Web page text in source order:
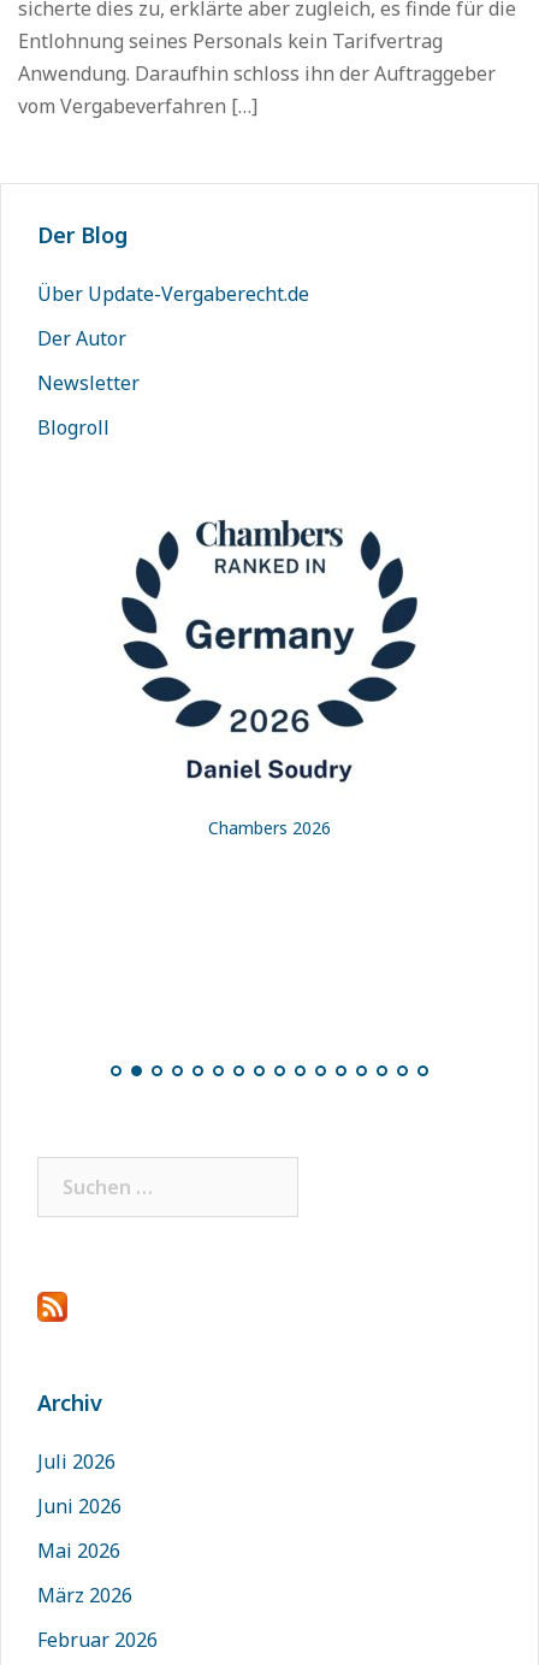
sicherte dies zu, erklärte aber zugleich, es finde für die
Entlohnung seines Personals kein Tarifvertrag
Anwendung. Daraufhin schloss ihn der Auftraggeber
vom Vergabeverfahren […]
Der Blog
Über Update-Vergaberecht.de
Der Autor
Newsletter
Blogroll
Chambers 2026
Archiv
Juli 2026
Juni 2026
Mai 2026
März 2026
Februar 2026